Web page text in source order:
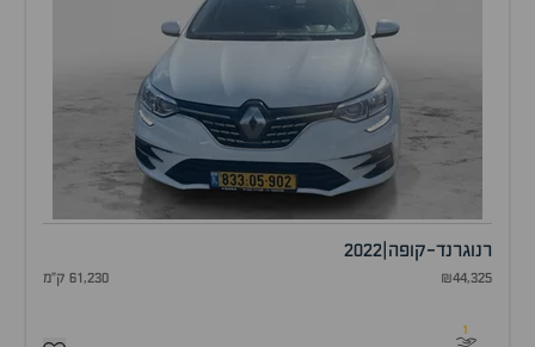
רנוגרנד-קופה 2022
₪44,325 61,230 ק"מ
1